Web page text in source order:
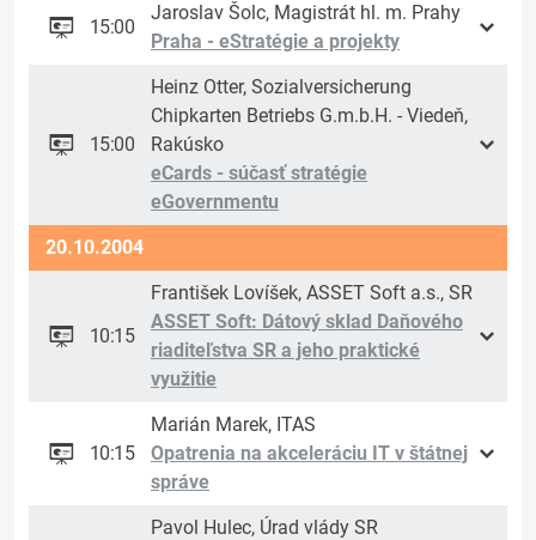
15:00
Jaroslav Šolc, Magistrát hl. m. Prahy
Praha - eStratégie a projekty
15:00
Heinz Otter, Sozialversicherung
Chipkarten Betriebs G.m.b.H. - Viedeň,
Rakúsko
eCards - súčasť stratégie
eGovernmentu
20.10.2004
10:15
František Lovíšek, ASSET Soft a.s., SR
ASSET Soft: Dátový sklad Daňového
riaditeľstva SR a jeho praktické
využitie
10:15
Marián Marek, ITAS
Opatrenia na akceleráciu IT v štátnej
správe
Pavol Hulec, Úrad vlády SR